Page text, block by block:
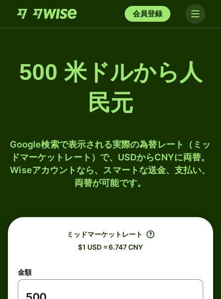
会員登録
500 米ドルから人
民元
Google検索で表示される実際の為替レート（ミッ
ドマーケットレート）で、USDからCNYに両替。
Wiseアカウントなら、スマートな送金、支払い、
両替が可能です。
ミッドマーケットレート
$1 USD = 6.747 CNY
金額